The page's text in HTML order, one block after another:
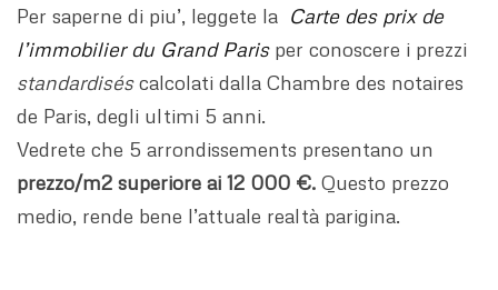
Per saperne di piu’, leggete la Carte des prix de
l’immobilier du Grand Paris per conoscere i prezzi
standardiséscalcolati dalla Chambre des notaires
de Paris, degli ultimi 5 anni.
Vedrete che 5 arrondissements presentano un
prezzo/m2 superiore ai 12 000 €. Questo prezzo
medio, rende bene l’attuale realtà parigina.